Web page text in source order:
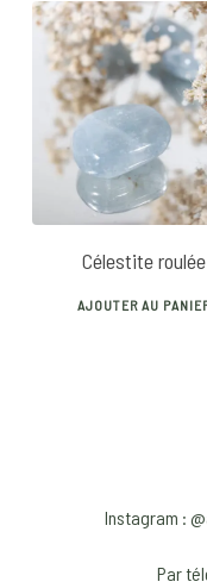
10€
Célestite roulée
AJOUTER AU
Instagram :
Par